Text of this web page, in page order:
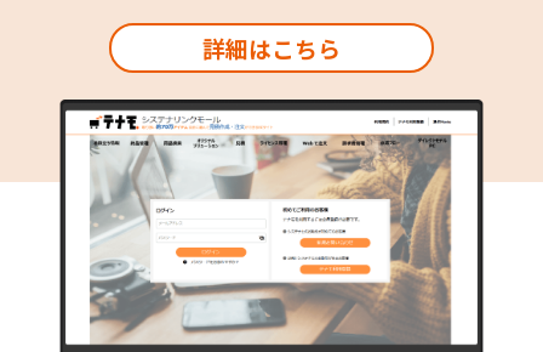
詳細はこちら